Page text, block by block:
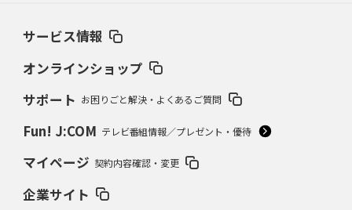
サービス情報
オンラインショップ
サポート お困りごと解決・よくあるご質問
Fun! J:COM テレビ番組情報／プレゼント・優待
マイページ 契約内容確認・変更
企業サイト